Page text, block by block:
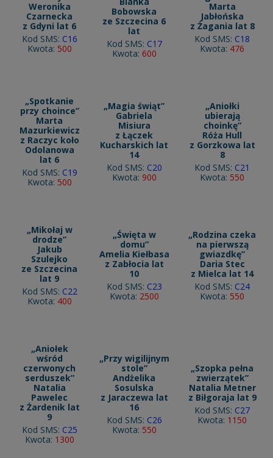
Weronika
Czarnecka
z Gdyni lat 6
Kod SMS: C16
Kwota: 500
Bobowska
ze Szczecina 6
lat
Kod SMS: C17
Kwota: 600
Marta
Jabłońska
z Żagania lat 8
Kod SMS: C18
Kwota: 476
„Spotkanie
przy choince”
Marta
Mazurkiewicz
z Raczyc koło
Odolanowa
lat 6
Kod SMS: C19
Kwota: 500
„Magia świąt”
Gabriela
Misiura
z Łączek
Kucharskich lat
14
Kod SMS: C20
Kwota: 900
„Aniołki
ubierają
choinkę”
Róża Hull
z Gorzkowa lat
8
Kod SMS: C21
Kwota: 550
„Mikołaj w
drodze”
Jakub
Szulejko
ze Szczecina
lat 9
Kod SMS: C22
Kwota: 400
„Święta w
domu”
Amelia Kiełbasa
z Zabłocia lat
10
Kod SMS: C23
Kwota: 2500
„Rodzina czeka
na pierwszą
gwiazdkę”
Daria Stec
z Mielca lat 14
Kod SMS: C24
Kwota: 550
„Aniołek
wśród
czerwonych
serduszek”
Natalia
Pawelec
z Żardenik lat
9
Kod SMS: C25
Kwota: 1300
„Przy wigilijnym
stole”
Andżelika
Sosulska
z Jaraczewa lat
16
Kod SMS: C26
Kwota: 550
„Szopka pełna
zwierzątek”
Natalia Metner
z Biłgoraja lat 9
Kod SMS: C27
Kwota: 1150